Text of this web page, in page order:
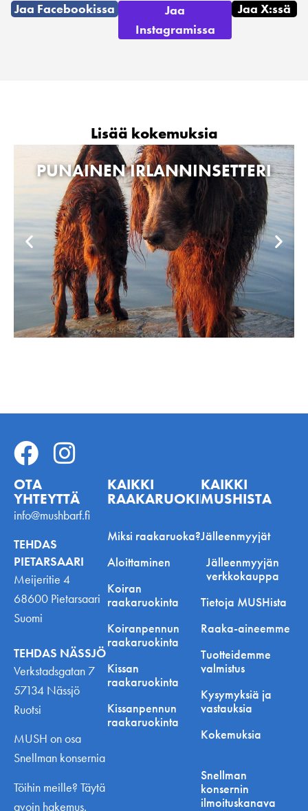
Jaa Facebookissa
Jaa
Instagramissa
Jaa X:ssä
Lisää kokemuksia
PUNAINEN IRLANNINSETTERI
OTA
YHTEYTTÄ
info@mushbarf.fi
TEHDAS
PIETARSAARI
Meijeritie 4
68600 Pietarsaari
Suomi
TEHDAS NÄSSJÖ
Verkstadsgatan 7
57134 Nässjö
Ruotsi
MUSH on osa
Snellman konsernia
Töihin meille? Täytä
avoin hakemus.
KAIKKI
RAAKARUOKINNASTA
Miksi raakaruoka?
Aloittaminen
Koiran
raakaruokinta
Koiranpennun
raakaruokinta
Kissan
raakaruokinta
Kissanpennun
raakaruokinta
KAIKKI
MUSHISTA
Jälleenmyyjät
Jälleenmyyjän
verkkokauppa
Tietoja MUSHista
Raaka-aineemme
Tuotteidemme
valmistus
Kysymyksiä ja
vastauksia
Kokemuksia
Snellman
konsernin
ilmoituskanava